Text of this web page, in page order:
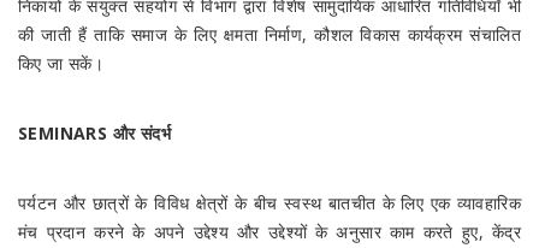
निकायों के संयुक्त सहयोग से विभाग द्वारा विशेष सामुदायिक आधारित गतिविधियाँ भी
की जाती हैं ताकि समाज के लिए क्षमता निर्माण, कौशल विकास कार्यक्रम संचालित
किए जा सकें।
SEMINARS और संदर्भ
पर्यटन और छात्रों के विविध क्षेत्रों के बीच स्वस्थ बातचीत के लिए एक व्यावहारिक
मंच प्रदान करने के अपने उद्देश्य और उद्देश्यों के अनुसार काम करते हुए, केंद्र